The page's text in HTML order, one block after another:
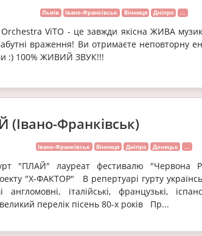
Львів Івано-Франківськ Вінниця Дніпро ...
Orchestra ViTO - це завжди якiсна ЖИВА
враження! Ви отримаєте неповторну
:) 100% ЖИВИЙ ЗВУК!!!
(Івано-Франківськ)
Івано-Франківськ Вінниця Дніпро Донецьк ...
"ПЛАЙ" лауреат фестивалю "Червона
"Х-ФАКТОР" В репертуарі гурту
англомовні, італійські, французькі,
великий перелік пісень 80-х років Пр...